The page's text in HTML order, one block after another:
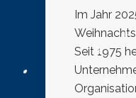
Im Jahr
Seit 1975